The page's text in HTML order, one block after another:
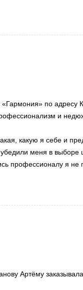
по адресу
и
какую я себе и
меня в выборе
профессионалу я не
Артёму